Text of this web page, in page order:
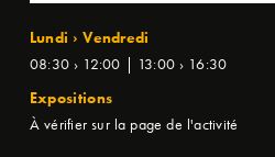
Lundi › Vendredi
08:30 › 12:00 | 13:00 › 16:30
Expositions
À vérifier sur la page de l'activité